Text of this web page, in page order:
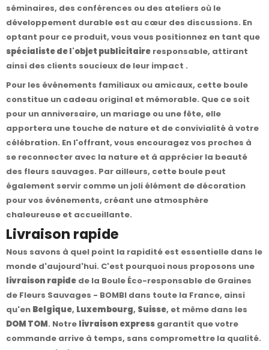
séminaires, des conférences ou des ateliers où le
développement durable est au cœur des discussions. En
optant pour ce produit, vous vous positionnez en tant que
spécialiste de l'objet publicitaire responsable, attirant
ainsi des clients soucieux de leur impact .
Pour les événements familiaux ou amicaux, cette boule
constitue un cadeau original et mémorable. Que ce soit
pour un anniversaire, un mariage ou une fête, elle
apportera une touche de nature et de convivialité à votre
célébration. En l'offrant, vous encouragez vos proches à
se reconnecter avec la nature et à apprécier la beauté
des fleurs sauvages. Par ailleurs, cette boule peut
également servir comme un joli élément de décoration
pour vos événements, créant une atmosphère
chaleureuse et accueillante.
Livraison rapide
Nous savons à quel point la rapidité est essentielle dans le
monde d'aujourd'hui. C'est pourquoi nous proposons une
livraison rapide de la Boule Éco-responsable de Graines
de Fleurs Sauvages - BOMBI dans toute la France, ainsi
qu'en Belgique, Luxembourg, Suisse, et même dans les
DOM TOM. Notre livraison express garantit que votre
commande arrive à temps, sans compromettre la qualité.